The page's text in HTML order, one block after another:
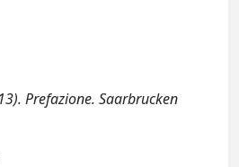
Prefazione. Saarbrucken